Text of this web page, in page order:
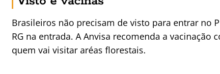
Brasileiros não precisam de visto para entrar no
RG na entrada. A Anvisa recomenda a
quem vai visitar aréas florestais.